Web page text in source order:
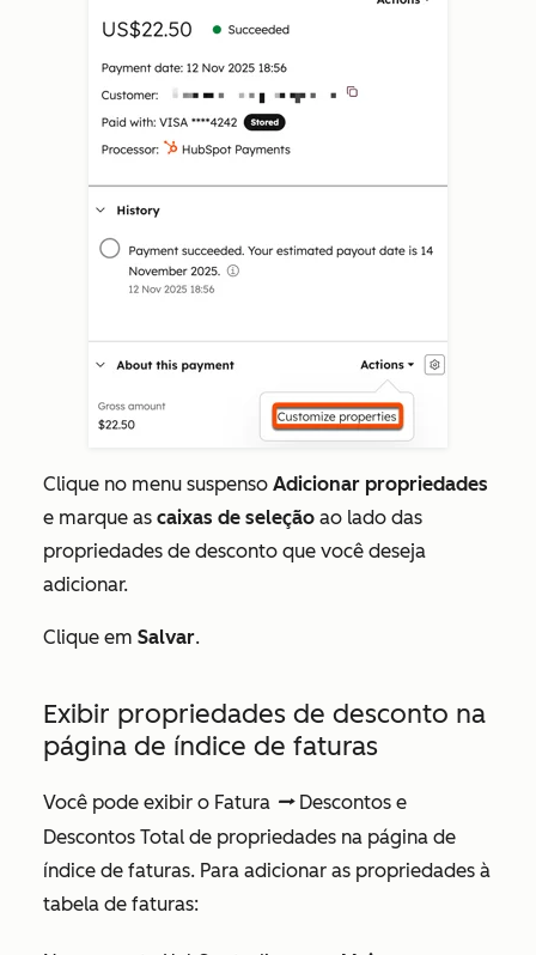
Clique no menu suspenso Adicionar propriedades
e marque as caixas de seleção ao lado das
propriedades de desconto que você deseja
adicionar.
Clique em Salvar.
Exibir propriedades de desconto na
página de índice de faturas
Você pode exibir o Fatura dataSyncRightDescontos e
Descontos Total de propriedades na página de
índice de faturas. Para adicionar as propriedades à
tabela de faturas: